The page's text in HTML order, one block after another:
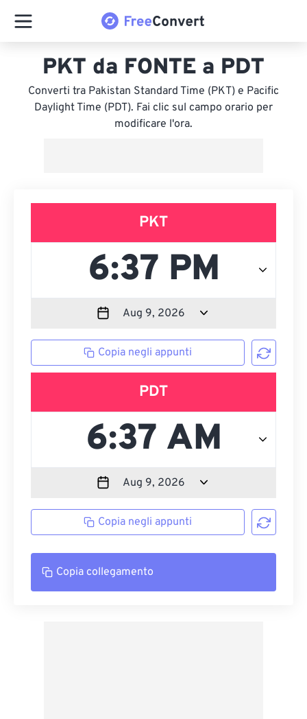
PKT da FONTE a PDT
Converti tra Pakistan Standard Time (PKT) e Pacific
Daylight Time (PDT). Fai clic sul campo orario per
modificare l'ora.
PKT
Copia negli appunti
PDT
Copia negli appunti
Copia collegamento